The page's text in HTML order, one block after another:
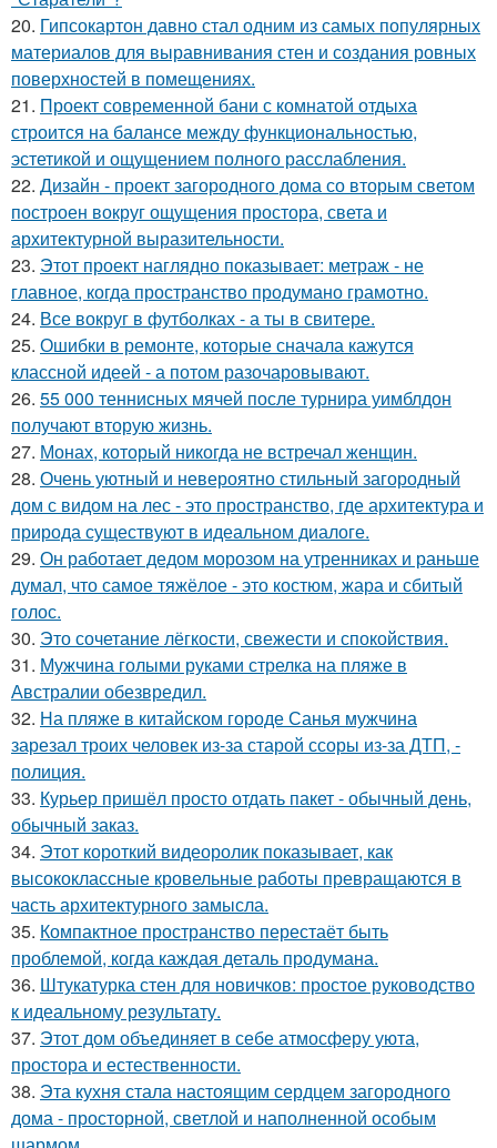
20. Гипсокартон давно стал одним из самых популярных
материалов для выравнивания стен и создания ровных
поверхностей в помещениях.
21. Проект современной бани с комнатой отдыха
строится на балансе между функциональностью,
эстетикой и ощущением полного расслабления.
22. Дизайн - проект загородного дома со вторым светом
построен вокруг ощущения простора, света и
архитектурной выразительности.
23. Этот проект наглядно показывает: метраж - не
главное, когда пространство продумано грамотно.
24. Все вокруг в футболках - а ты в свитере.
25. Ошибки в ремонте, которые сначала кажутся
классной идеей - а потом разочаровывают.
26. 55 000 теннисных мячей после турнира уимблдон
получают вторую жизнь.
27. Монах, который никогда не встречал женщин.
28. Очень уютный и невероятно стильный загородный
дом с видом на лес - это пространство, где архитектура и
природа существуют в идеальном диалоге.
29. Он работает дедом морозом на утренниках и раньше
думал, что самое тяжёлое - это костюм, жара и сбитый
голос.
30. Это сочетание лёгкости, свежести и спокойствия.
31. Мужчина голыми руками стрелка на пляже в
Австралии обезвредил.
32. На пляже в китайском городе Санья мужчина
зарезал троих человек из-за старой ссоры из-за ДТП, -
полиция.
33. Курьер пришёл просто отдать пакет - обычный день,
обычный заказ.
34. Этот короткий видеоролик показывает, как
высококлассные кровельные работы превращаются в
часть архитектурного замысла.
35. Компактное пространство перестаёт быть
проблемой, когда каждая деталь продумана.
36. Штукатурка стен для новичков: простое руководство
к идеальному результату.
37. Этот дом объединяет в себе атмосферу уюта,
простора и естественности.
38. Эта кухня стала настоящим сердцем загородного
дома - просторной, светлой и наполненной особым